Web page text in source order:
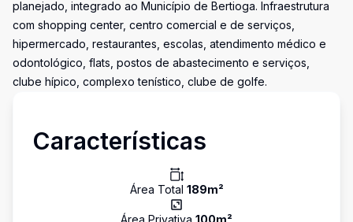
planejado, integrado ao Município de Bertioga. Infraestrutura
com shopping center, centro comercial e de serviços,
hipermercado, restaurantes, escolas, atendimento médico e
odontológico, flats, postos de abastecimento e serviços,
clube hípico, complexo tenístico, clube de golfe.
Características
Área Total 189m²
Área Privativa 100m²